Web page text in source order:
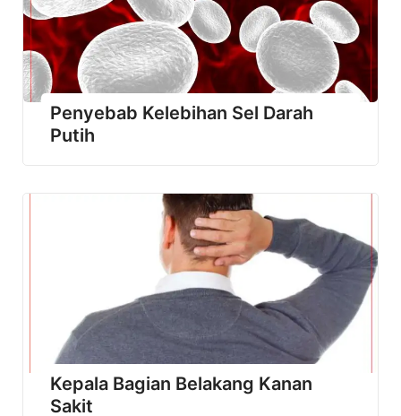
Penyebab Kelebihan Sel Darah
Putih
Kepala Bagian Belakang Kanan
Sakit